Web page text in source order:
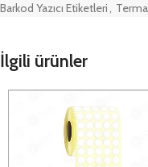
Barkod Yazıcı Etiketleri,
İlgili ürünler